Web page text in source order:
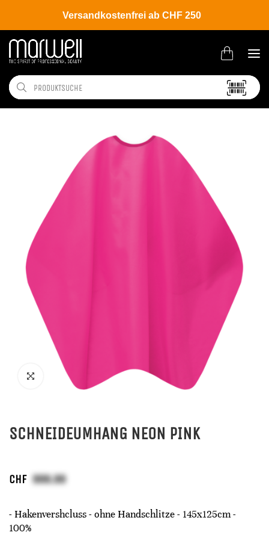
Versandkostenfrei ab CHF 250
Shop Salon Umhänge | Handtücher
SCHNEIDEUMHANG NEON PINK
CHF
- Hakenvershcluss - ohne Handschlitze - 145x125cm -
100%